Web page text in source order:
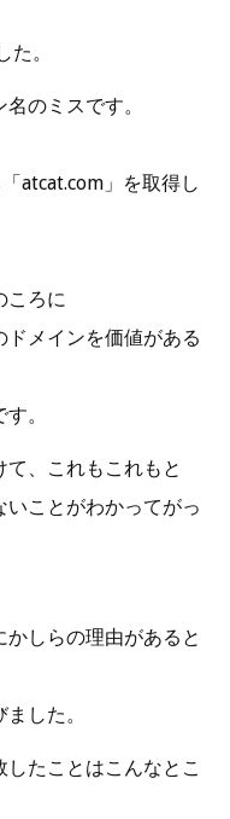
。
のミスです。
atcat.com」を取得し
ころに
メインを価値がある
。
、これもこれもと
ことがわかってがっ
しらの理由があると
した。
たことはこんなとこ